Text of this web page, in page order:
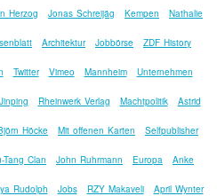
Herzog Jonas Schreijäg Kempen Nathalie
Architektur Jobbörse ZDF History
Twitter Vimeo Mannheim Unternehmen
Rheinwerk Verlag Machtpolitik Astrid
Höcke Mit offenen Karten Selfpublisher
Tang Clan John Ruhrmann Europa Anke
Rudolph Jobs RZY Makaveli April Wynter